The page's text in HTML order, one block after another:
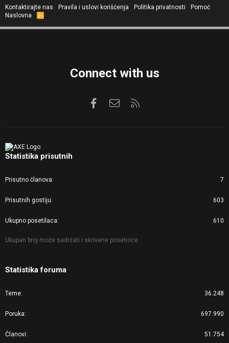
Kontaktirajte nas
Pravila i uslovi korišćenja Politika privatnosti
Pomoć
Naslovna
R
S
Connect with us
FacebookKontaktirajte nas
Statistika prisutnih
Prisutno članova 7
Prisutnih gostiju 603
Ukupno posetilaca 610
Ukupan broj može sadržati i skrivene posetioce.
Statistika foruma
Teme 36.248
Poruka 697.990
Članovi 51.754